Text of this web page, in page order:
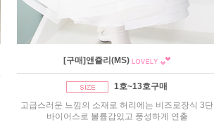
[구매]앤쥴리(MS)
1호~13호구매
고급스러운 느낌의 소재로 허리에는 비즈로장식 3단
바이어스로 볼륨감있고 풍성하게 연출